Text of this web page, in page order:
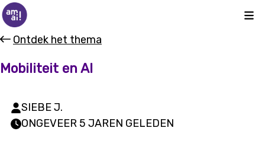
Ontdek het thema
Mobiliteit en AI
SIEBE J.
ONGEVEER 5 JAREN GELEDEN